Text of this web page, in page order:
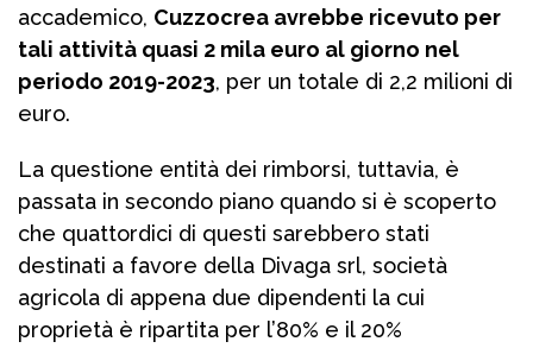
accademico, Cuzzocrea avrebbe ricevuto per
tali attività quasi 2 mila euro al giorno nel
periodo 2019-2023, per un totale di 2,2 milioni di
euro.
La questione entità dei rimborsi, tuttavia, è
passata in secondo piano quando si è scoperto
che quattordici di questi sarebbero stati
destinati a favore della Divaga srl, società
agricola di appena due dipendenti la cui
proprietà è ripartita per l’80% e il 20%